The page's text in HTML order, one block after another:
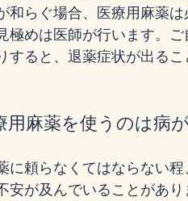
和らぐ場合、医療用麻薬は
極めは医師が行います。
すると、退薬症状が出るこ
用麻薬を使うのは病
に頼らなくてはならない
安が及んでいることがあ